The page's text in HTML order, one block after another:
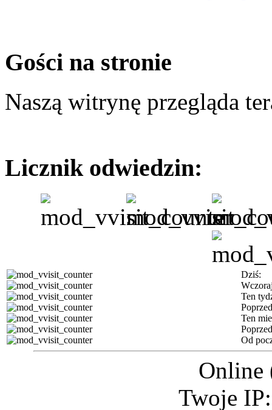
Gości na stronie
Naszą witrynę przegląda
Licznik odwiedzin:
Dziś:
Ten
Ten
Od
Online
Twoje